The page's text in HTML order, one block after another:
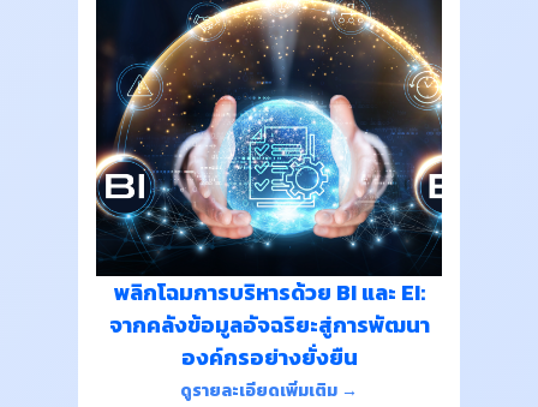
พลิกโฉมการบริหารด้วย BI และ EI:
จากคลังข้อมูลอัจฉริยะสู่การพัฒนา
องค์กรอย่างยั่งยืน
ดูรายละเอียดเพิ่มเติม →